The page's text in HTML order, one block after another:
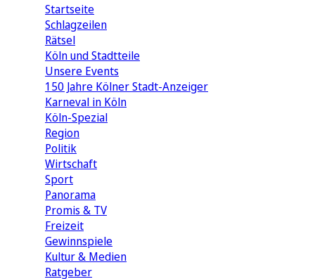
Startseite
Schlagzeilen
Rätsel
Köln und Stadtteile
Unsere Events
150 Jahre Kölner Stadt-Anzeiger
Karneval in Köln
Köln-Spezial
Region
Politik
Wirtschaft
Sport
Panorama
Promis & TV
Freizeit
Gewinnspiele
Kultur & Medien
Ratgeber